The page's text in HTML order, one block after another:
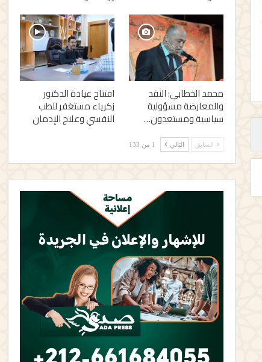
محمد الخطابي: النقد
والمعارضة مسؤولية
سياسية ومستعدون…
افتتاح عيادة الدكتور
زكرياء مستغفر للطب
النفسي وعلاج الإدمان
السابق التالي 1 من 133